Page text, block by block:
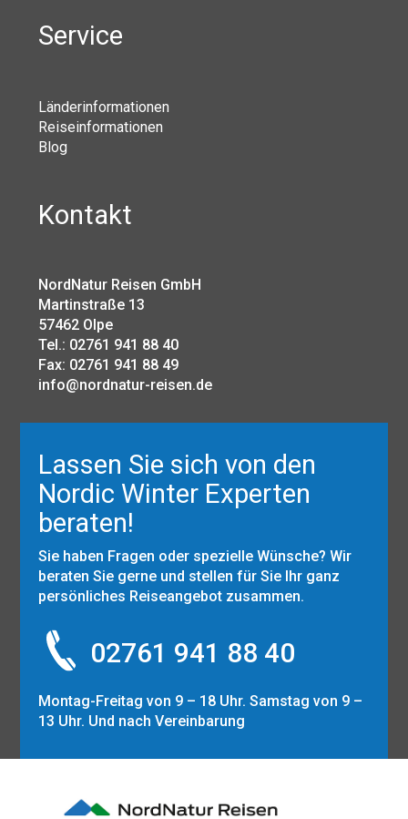
Service
Länderinformationen
Reiseinformationen
Blog
Kontakt
NordNatur Reisen GmbH
Martinstraße 13
57462 Olpe
Tel.: 02761 941 88 40
Fax: 02761 941 88 49
info@nordnatur-reisen.de
Lassen Sie sich von den
Nordic Winter Experten
beraten!
Sie haben Fragen oder spezielle Wünsche? Wir
beraten Sie gerne und stellen für Sie Ihr ganz
persönliches Reiseangebot zusammen.
02761 941 88 40
Montag-Freitag von 9 – 18 Uhr. Samstag von 9 –
13 Uhr. Und nach Vereinbarung